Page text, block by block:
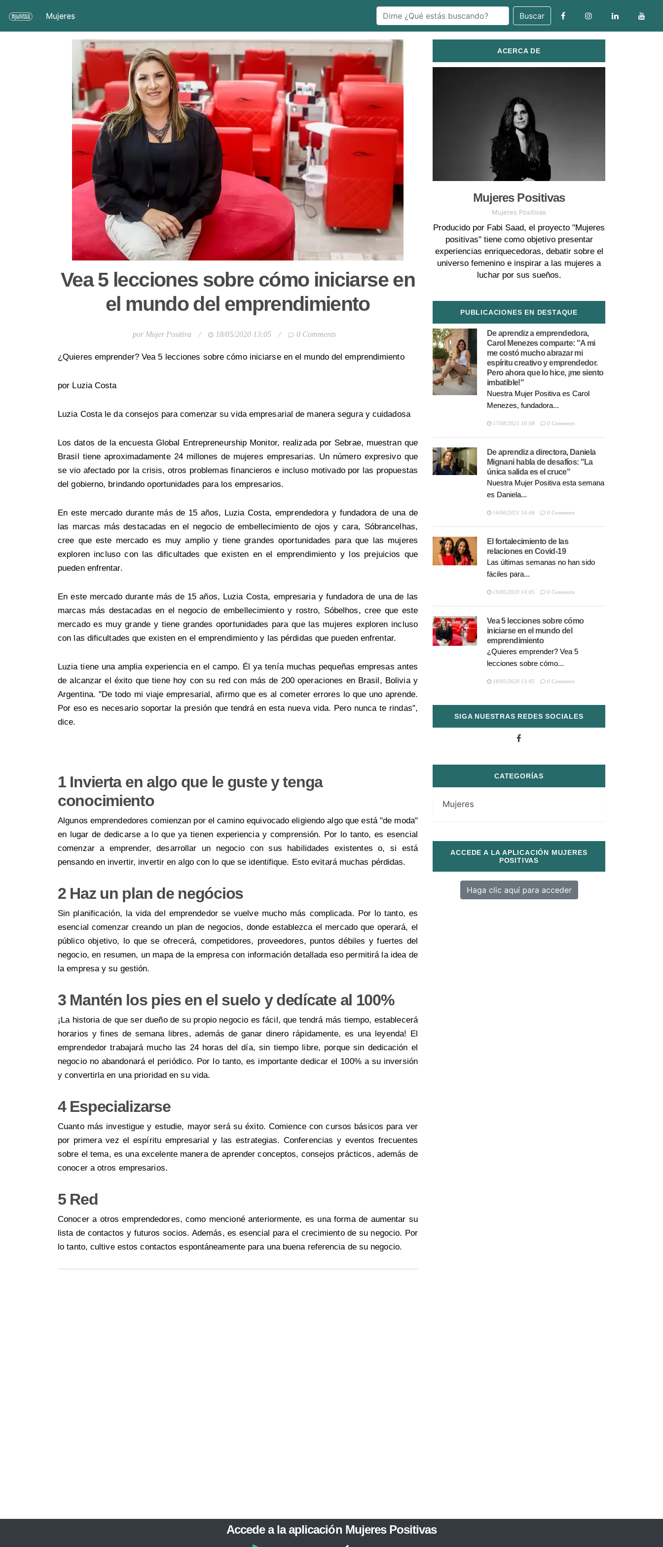
Mujeres Buscar
Vea 5 lecciones sobre cómo iniciarse en
el mundo del emprendimiento
por Mujer Positiva / 18/05/2020 13:05 / 0 Comments
¿Quieres emprender? Vea 5 lecciones sobre cómo iniciarse en el mundo del emprendimiento
por Luzia Costa
Luzia Costa le da consejos para comenzar su vida empresarial de manera segura y cuidadosa
Los datos de la encuesta Global Entrepreneurship Monitor, realizada por Sebrae, muestran que
Brasil tiene aproximadamente 24 millones de mujeres empresarias. Un número expresivo que
se vio afectado por la crisis, otros problemas financieros e incluso motivado por las propuestas
del gobierno, brindando oportunidades para los empresarios.
En este mercado durante más de 15 años, Luzia Costa, emprendedora y fundadora de una de
las marcas más destacadas en el negocio de embellecimiento de ojos y cara, Sóbrancelhas,
cree que este mercado es muy amplio y tiene grandes oportunidades para que las mujeres
exploren incluso con las dificultades que existen en el emprendimiento y los prejuicios que
pueden enfrentar.
En este mercado durante más de 15 años, Luzia Costa, empresaria y fundadora de una de las
marcas más destacadas en el negocio de embellecimiento y rostro, Sóbelhos, cree que este
mercado es muy grande y tiene grandes oportunidades para que las mujeres exploren incluso
con las dificultades que existen en el emprendimiento y las pérdidas que pueden enfrentar.
Luzia tiene una amplia experiencia en el campo. Él ya tenía muchas pequeñas empresas antes
de alcanzar el éxito que tiene hoy con su red con más de 200 operaciones en Brasil, Bolivia y
Argentina. "De todo mi viaje empresarial, afirmo que es al cometer errores lo que uno aprende.
Por eso es necesario soportar la presión que tendrá en esta nueva vida. Pero nunca te rindas",
dice.
1 Invierta en algo que le guste y tenga
conocimiento
Algunos emprendedores comienzan por el camino equivocado eligiendo algo que está "de moda"
en lugar de dedicarse a lo que ya tienen experiencia y comprensión. Por lo tanto, es esencial
comenzar a emprender, desarrollar un negocio con sus habilidades existentes o, si está
pensando en invertir, invertir en algo con lo que se identifique. Esto evitará muchas pérdidas.
2 Haz un plan de negócios
Sin planificación, la vida del emprendedor se vuelve mucho más complicada. Por lo tanto, es
esencial comenzar creando un plan de negocios, donde establezca el mercado que operará, el
público objetivo, lo que se ofrecerá, competidores, proveedores, puntos débiles y fuertes del
negocio, en resumen, un mapa de la empresa con información detallada eso permitirá la idea de
la empresa y su gestión.
3 Mantén los pies en el suelo y dedícate al 100%
¡La historia de que ser dueño de su propio negocio es fácil, que tendrá más tiempo, establecerá
horarios y fines de semana libres, además de ganar dinero rápidamente, es una leyenda! El
emprendedor trabajará mucho las 24 horas del día, sin tiempo libre, porque sin dedicación el
negocio no abandonará el periódico. Por lo tanto, es importante dedicar el 100% a su inversión
y convertirla en una prioridad en su vida.
4 Especializarse
Cuanto más investigue y estudie, mayor será su éxito. Comience con cursos básicos para ver
por primera vez el espíritu empresarial y las estrategias. Conferencias y eventos frecuentes
sobre el tema, es una excelente manera de aprender conceptos, consejos prácticos, además de
conocer a otros empresarios.
5 Red
Conocer a otros emprendedores, como mencioné anteriormente, es una forma de aumentar su
lista de contactos y futuros socios. Además, es esencial para el crecimiento de su negocio. Por
lo tanto, cultive estos contactos espontáneamente para una buena referencia de su negocio.
ACERCA DE
Mujeres Positivas
Mujeres Positivas
Producido por Fabi Saad, el proyecto "Mujeres
positivas" tiene como objetivo presentar
experiencias enriquecedoras, debatir sobre el
universo femenino e inspirar a las mujeres a
luchar por sus sueños.
PUBLICACIONES EN DESTAQUE
De aprendiz a emprendedora,
Carol Menezes comparte: "A mi
me costó mucho abrazar mi
espíritu creativo y emprendedor.
Pero ahora que lo hice, ¡me siento
imbatible!"
Nuestra Mujer Positiva es Carol
Menezes, fundadora...
17/08/2021 18:08 0 Comments
De aprendiz a directora, Daniela
Mignani habla de desafíos: "La
única salida es el cruce"
Nuestra Mujer Positiva esta semana
es Daniela...
16/06/2021 14:06 0 Comments
El fortalecimiento de las
relaciones en Covid-19
Las últimas semanas no han sido
fáciles para...
19/05/2020 14:05 0 Comments
Vea 5 lecciones sobre cómo
iniciarse en el mundo del
emprendimiento
¿Quieres emprender? Vea 5
lecciones sobre cómo...
18/05/2020 13:05 0 Comments
SIGA NUESTRAS REDES SOCIALES
CATEGORÍAS
Mujeres
ACCEDE A LA APLICACIÓN MUJERES
POSITIVAS
Haga clic aquí para acceder
Accede a la aplicación Mujeres Positivas